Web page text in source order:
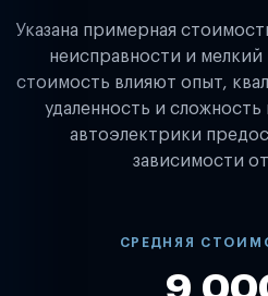
Указана примерная
неисправности и
стоимость влияют опыт,
удаленность и
автоэлектрики
зависимости
СРЕДНЯЯ